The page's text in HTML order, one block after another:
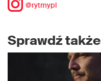
@rytmypl
Sprawdź także